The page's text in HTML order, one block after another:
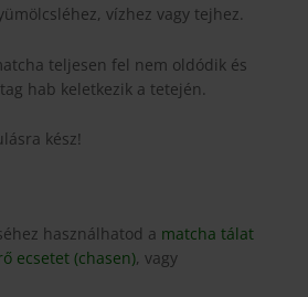
vízhez vagy tejhez.
teljesen fel nem oldódik és
hab keletkezik a tetején.
kész!
használhatod a matcha tálat
ecsetet (chasen), vagy